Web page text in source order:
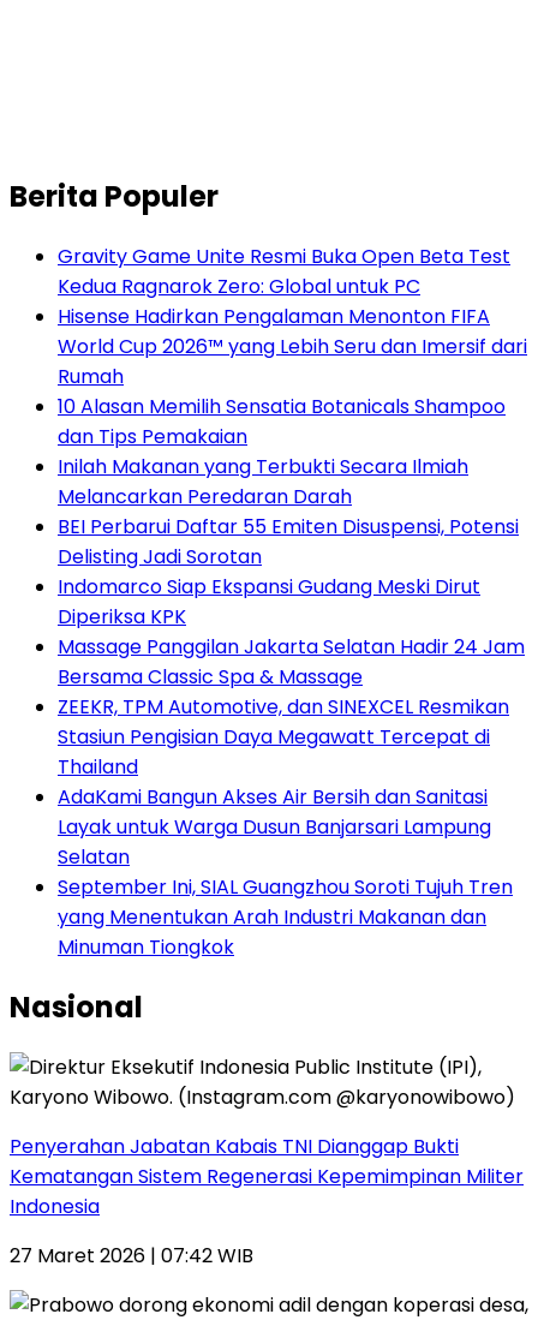
Berita Populer
Gravity Game Unite Resmi Buka Open Beta Test
Kedua Ragnarok Zero: Global untuk PC
Hisense Hadirkan Pengalaman Menonton FIFA
World Cup 2026™ yang Lebih Seru dan Imersif dari
Rumah
10 Alasan Memilih Sensatia Botanicals Shampoo
dan Tips Pemakaian
Inilah Makanan yang Terbukti Secara Ilmiah
Melancarkan Peredaran Darah
BEI Perbarui Daftar 55 Emiten Disuspensi, Potensi
Delisting Jadi Sorotan
Indomarco Siap Ekspansi Gudang Meski Dirut
Diperiksa KPK
Massage Panggilan Jakarta Selatan Hadir 24 Jam
Bersama Classic Spa & Massage
ZEEKR, TPM Automotive, dan SINEXCEL Resmikan
Stasiun Pengisian Daya Megawatt Tercepat di
Thailand
AdaKami Bangun Akses Air Bersih dan Sanitasi
Layak untuk Warga Dusun Banjarsari Lampung
Selatan
September Ini, SIAL Guangzhou Soroti Tujuh Tren
yang Menentukan Arah Industri Makanan dan
Minuman Tiongkok
Nasional
Penyerahan Jabatan Kabais TNI Dianggap Bukti
Kematangan Sistem Regenerasi Kepemimpinan Militer
Indonesia
27 Maret 2026 | 07:42 WIB